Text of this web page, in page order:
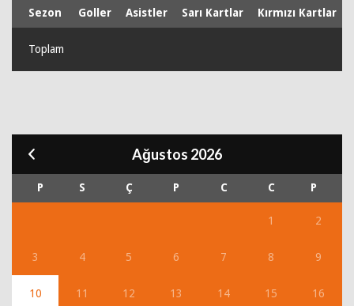
Sezon Goller Asistler Sarı Kartlar Kırmızı Kartlar
Toplam
Ağustos 2026
P S Ç P C C P
1 2
3 4 5 6 7 8 9
10 11 12 13 14 15 16